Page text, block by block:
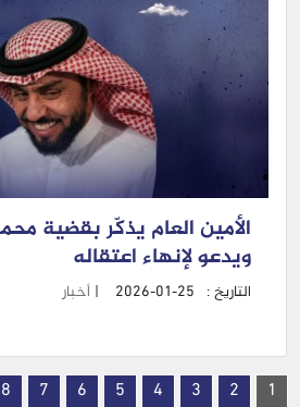
الأمين العام يذكّر بقضية
ويدعو لإنهاء اعتقاله
التاريخ : 2026-01-25
| أخبار
1
2
3
4
5
6
7
8